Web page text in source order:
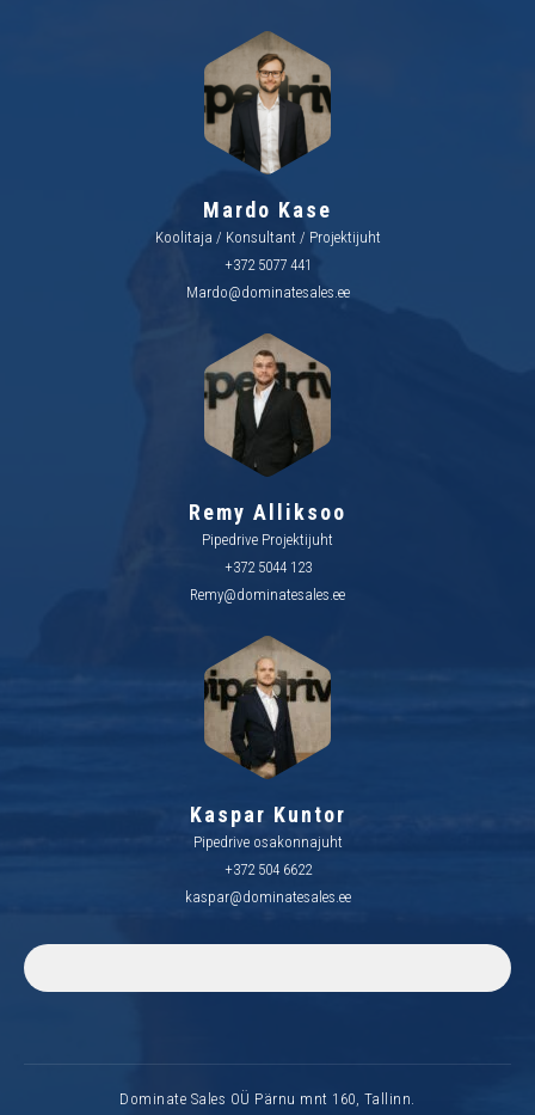
Mardo Kase
Koolitaja / Konsultant / Projektijuht
+372 5077 441
Mardo@dominatesales.ee
Remy Alliksoo
Pipedrive Projektijuht
+372 5044 123
Remy@dominatesales.ee
Kaspar Kuntor
Pipedrive osakonnajuht
+372 504 6622
kaspar@dominatesales.ee
Dominate Sales OÜ Pärnu mnt 160, Tallinn.